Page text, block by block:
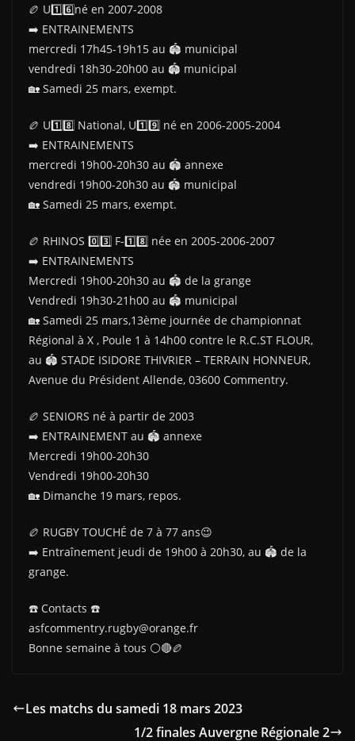
🏉 U1️⃣6️⃣né en 2007-2008
➡️ ENTRAINEMENTS
mercredi 17h45-19h15 au 🏟 municipal
vendredi 18h30-20h00 au 🏟 municipal
🏡 Samedi 25 mars, exempt.
🏉 U1️⃣8️⃣ National, U1️⃣9️⃣ né en 2006-2005-2004
➡️ ENTRAINEMENTS
mercredi 19h00-20h30 au 🏟 annexe
vendredi 19h00-20h30 au 🏟 municipal
🏡 Samedi 25 mars, exempt.
🏉 RHINOS 0️⃣3️⃣ F-1️⃣8️⃣ née en 2005-2006-2007
➡️ ENTRAINEMENTS
Mercredi 19h00-20h30 au 🏟 de la grange
Vendredi 19h30-21h00 au 🏟 municipal
🏡 Samedi 25 mars,13ème journée de championnat
Régional à X , Poule 1 à 14h00 contre le R.C.ST FLOUR,
au 🏟 STADE ISIDORE THIVRIER – TERRAIN HONNEUR,
Avenue du Président Allende, 03600 Commentry.
🏉 SENIORS né à partir de 2003
➡️ ENTRAINEMENT au 🏟 annexe
Mercredi 19h00-20h30
Vendredi 19h00-20h30
🏡 Dimanche 19 mars, repos.
🏉 RUGBY TOUCHÉ de 7 à 77 ans😉
➡️ Entraînement jeudi de 19h00 à 20h30, au 🏟 de la
grange.
☎️ Contacts ☎️
asfcommentry.rugby@orange.fr
Bonne semaine à tous ⚪🔴🏉
Les matchs du samedi 18 mars 2023
1/2 finales Auvergne Régionale 2